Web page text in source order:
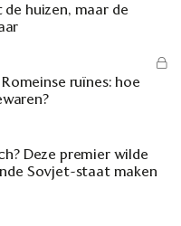
huizen, maar de
ruïnes: hoe
Deze premier wilde
Sovjet-staat maken